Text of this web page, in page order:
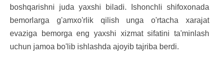
boshqarishni juda yaxshi biladi. Ishonchli shifoxonada
bemorlarga g'amxo'rlik qilish unga o'rtacha xarajat
evaziga bemorga eng yaxshi xizmat sifatini ta'minlash
uchun jamoa bo'lib ishlashda ajoyib tajriba berdi.